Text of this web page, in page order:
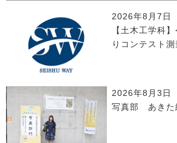
2026年8月7日
【土木工学科
りコンテスト
2026年8月3日
写真部 あきた